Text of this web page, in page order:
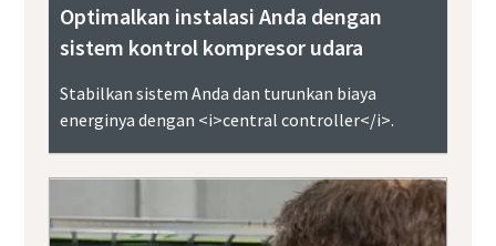
Optimalkan instalasi Anda dengan
sistem kontrol kompresor udara
Stabilkan sistem Anda dan turunkan biaya
energinya dengan <i>central controller</i>.